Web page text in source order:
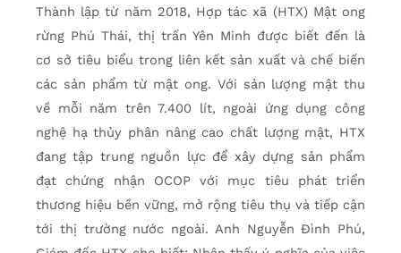
Thành lập từ năm 2018, Hợp tác xã (HTX) Mật ong
rừng Phú Thái, thị trấn Yên Minh được biết đến là
cơ sở tiêu biểu trong liên kết sản xuất và chế biến
các sản phẩm từ mật ong. Với sản lượng mật thu
về mỗi năm trên 7.400 lít, ngoài ứng dụng công
nghệ hạ thủy phân nâng cao chất lượng mật, HTX
đang tập trung nguồn lực để xây dựng sản phẩm
đạt chứng nhận OCOP với mục tiêu phát triển
thương hiệu bền vững, mở rộng tiêu thụ và tiếp cận
tới thị trường nước ngoài. Anh Nguyễn Đình Phú,